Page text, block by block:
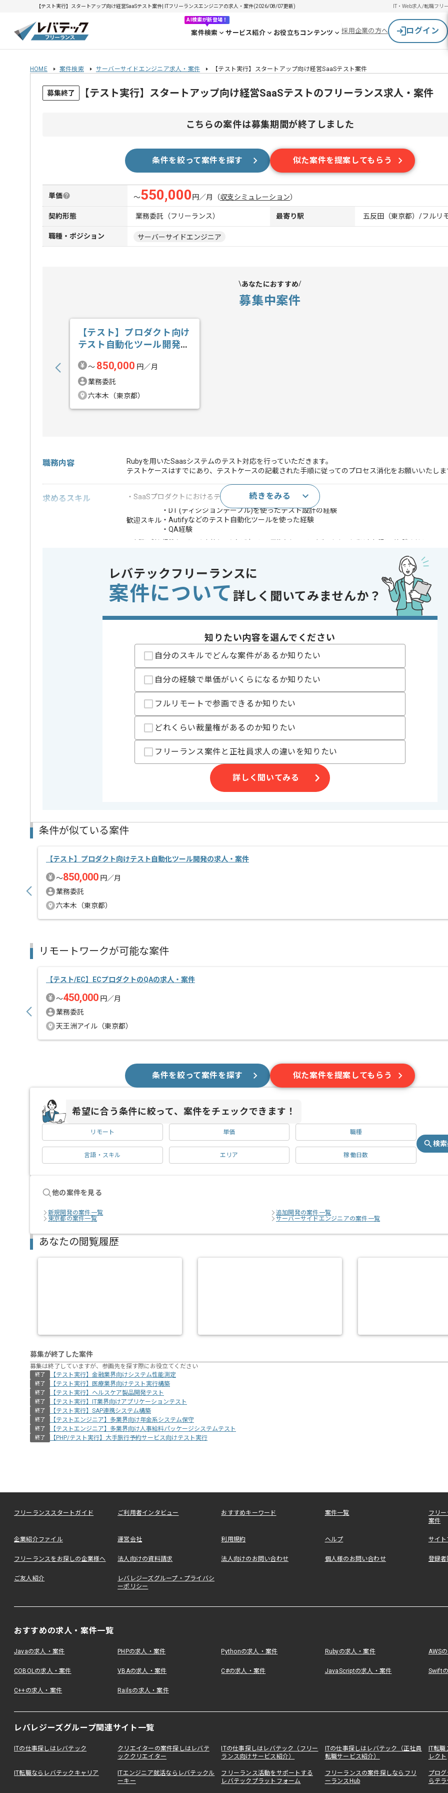
【テスト実行】スタートアップ向け経営SaaSテスト案件| ITフリーランスエンジニアの求人・案件(2026/08/07更新) IT・Web求人/転職フリ
AI検索が新登場！
案件検索 サービス紹介 お役立ちコンテンツ 採用企業の方へ ログイン
HOME 案件検索 サーバーサイドエンジニア求人・案件 【テスト実行】スタートアップ向け経営SaaSテスト案件
募集終了 【テスト実行】スタートアップ向け経営SaaSテストのフリーランス求人・案件
こちらの案件は募集期間が終了しました
条件を絞って案件を探す 似た案件を提案してもらう
単価 〜550,000 円／月 （収支シミュレーション）
契約形態 業務委託（フリーランス） 最寄り駅 五反田（東京都）/フルリ
職種・ポジション サーバーサイドエンジニア
あなたにおすすめ
募集中案件
【テスト】プロダクト向け
テスト自動化ツール開発の
〜 850,000 円／月
業務委託
六本木（東京都）
職務内容
Rubyを用いたSaasシステムのテスト対応を行っていただきます。
テストケースはすでにあり、テストケースの記載された手順に従ってのプロセス消化をお願いいたしま
求めるスキル ・SaaSプロダクトにおけるテスト実施経験
歓迎スキル
・DT (ディシジョンテーブル)を使ったテスト設計の経験
・Autifyなどのテスト自動化ツールを使った経験
・QA経験
この案件のポイント 業務内容
新規開発 , 追加開発
特徴
急募 , BtoB向け , 服装自由 , 自社サービスあり , 自社内開発が多い
精算基準時間
140時間〜180時間
15日
レバテック実績ありの企業です。
スタートアップ企業向けに株主管理や経営管理ができるサービスを展開しており、今勢いのある企業です。
基本的にはフルリモートでの作業を見込んでおります。
続きをみる
レバテックフリーランスに
案件について 詳しく聞いてみませんか？
知りたい内容を選んでください
自分のスキルでどんな案件があるか知りたい
自分の経験で単価がいくらになるか知りたい
フルリモートで参画できるか知りたい
どれくらい裁量権があるのか知りたい
フリーランス案件と正社員求人の違いを知りたい
詳しく聞いてみる
条件が似ている案件
【テスト】プロダクト向けテスト自動化ツール開発の求人・案件
〜850,000 円／月
業務委託
六本木（東京都）
リモートワークが可能な案件
【テスト/EC】ECプロダクトのQAの求人・案件
〜450,000 円／月
業務委託
天王洲アイル（東京都）
条件を絞って案件を探す 似た案件を提案してもらう
希望に合う条件に絞って、案件をチェックできます！
リモート 単価 職種
言語・スキル エリア 稼働日数
検
他の案件を見る
新規開発の案件一覧
追加開発の案件一覧
東京都の案件一覧
サーバーサイドエンジニアの案件一覧
あなたの閲覧履歴
募集が終了した案件
募集は終了していますが、参画先を探す際にお役立てください
終了 【テスト実行】金融業界向けシステム性能測定
終了 【テスト実行】医療業界向けテスト実行構築
終了 【テスト実行】ヘルスケア製品開発テスト
終了 【テスト実行】IT業界向けアプリケーションテスト
終了 【テスト実行】SAP連携システム構築
終了 【テストエンジニア】多業界向け年金系システム保守
終了 【テストエンジニア】多業界向け人事給料パッケージシステムテスト
終了 【PHP/テスト実行】大手旅行予約サービス向けテスト実行
フリーランススタートガイド ご利用者インタビュー おすすめキーワード 案件一覧
フリ
案件
企業紹介ファイル 運営会社 利用規約 ヘルプ サイ
フリーランスをお探しの企業様へ 法人向けの資料請求 法人向けのお問い合わせ 個人様のお問い合わせ 登録
ご友人紹介
レバレジーズグループ・プライバシ
ーポリシー
おすすめの求人・案件一覧
Javaの求人・案件 PHPの求人・案件 Pythonの求人・案件 Rubyの求人・案件 AWS
COBOLの求人・案件 VBAの求人・案件 C#の求人・案件 JavaScriptの求人・案件 Swift
C++の求人・案件 Railsの求人・案件
レバレジーズグループ関連サイト一覧
ITの仕事探しはレバテック
クリエイターの案件探しはレバテ
ッククリエイター
ITの仕事探しはレバテック（フリー
ランス向けサービス紹介）
ITの仕事探しはレバテック（正社員
転職サービス紹介）
IT転
レクト
IT転職ならレバテックキャリア
ITエンジニア就活ならレバテックル
ーキー
フリーランス活動をサポートする
レバテックプラットフォーム
フリーランスの案件探しならフリ
ーランスHub
プロ
らテ